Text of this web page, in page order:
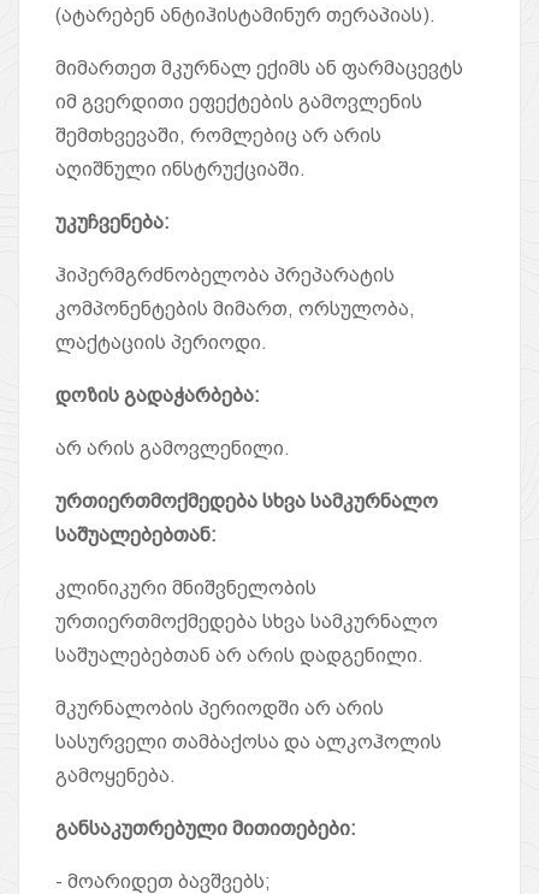
(ატარებენ ანტიჰისტამინურ თერაპიას).
მიმართეთ მკურნალ ექიმს ან ფარმაცევტს
იმ გვერდითი ეფექტების გამოვლენის
შემთხვევაში, რომლებიც არ არის
აღიშნული ინსტრუქციაში.
უკუჩვენება:
ჰიპერმგრძნობელობა პრეპარატის
კომპონენტების მიმართ, ორსულობა,
ლაქტაციის პერიოდი.
დოზის გადაჭარბება:
არ არის გამოვლენილი.
ურთიერთმოქმედება სხვა სამკურნალო
საშუალებებთან:
კლინიკური მნიშვნელობის
ურთიერთმოქმედება სხვა სამკურნალო
საშუალებებთან არ არის დადგენილი.
მკურნალობის პერიოდში არ არის
სასურველი თამბაქოსა და ალკოჰოლის
გამოყენება.
განსაკუთრებული მითითებები:
- მოარიდეთ ბავშვებს;